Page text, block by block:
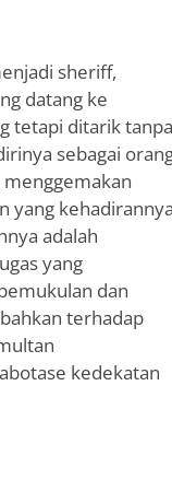
sheriff,
datang ke
tetapi ditarik tanpa
sebagai
yang kehadirannya
adalah
yang
dan
terhadap
kedekatan